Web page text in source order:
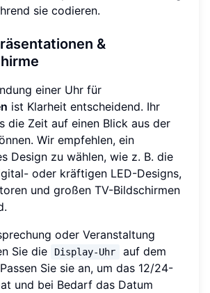
sie codieren.
&
einer Uhr für
ist Klarheit entscheidend. Ihr
die Zeit auf einen Blick aus der
Wir empfehlen, ein
Design zu wählen, wie z. B. die
oder kräftigen LED-Designs,
und großen TV-Bildschirmen
oder Veranstaltung
Sie die
Display-Uhr
auf dem
Sie sie an, um das 12/24-
und bei Bedarf das Datum